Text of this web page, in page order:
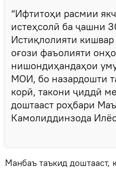
“Ифтитоҳи расмии
истеҳсолӣ ба ҷашни
Истиқлолияти
оғози фаъолияти
нишондиҳандаҳои
МОИ, бо назардошти
корӣ, такони ҷиддӣ
доштааст роҳбари
Камолиддинзода
Манбаъ таъкид доштааст,